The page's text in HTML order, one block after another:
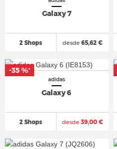
Galaxy 7
2 Shops desde65,62 €
adidas
Galaxy 6
2 Shops desde39,00 €
-35 %*